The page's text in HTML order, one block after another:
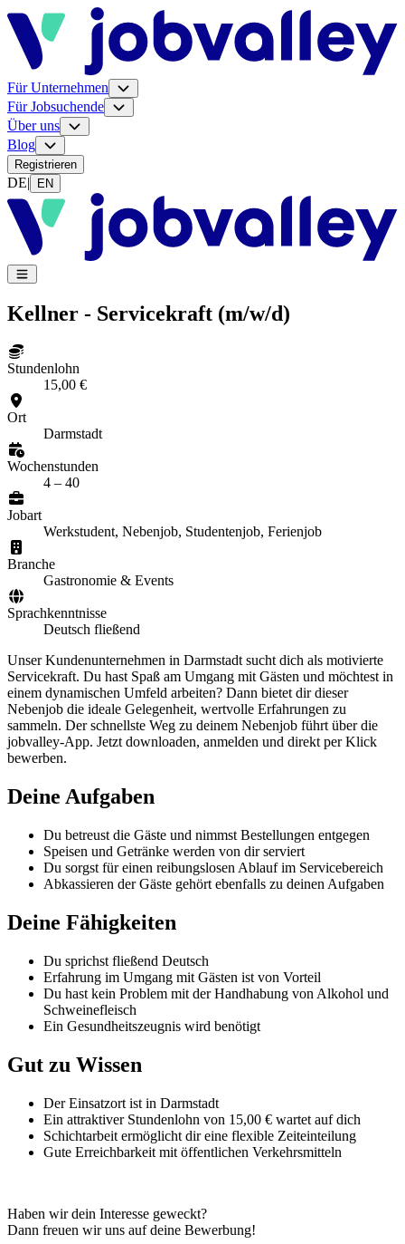
Für Unternehmen
Für Jobsuchende
Über uns
Blog
Registrieren
DE| EN
Kellner - Servicekraft (m/w/d)
Stundenlohn
15,00 €
Ort
Darmstadt
Wochenstunden
4 – 40
Jobart
Werkstudent, Nebenjob, Studentenjob, Ferienjob
Branche
Gastronomie & Events
Sprachkenntnisse
Deutsch fließend
Unser Kundenunternehmen in Darmstadt sucht dich als motivierte
Servicekraft. Du hast Spaß am Umgang mit Gästen und möchtest in
einem dynamischen Umfeld arbeiten? Dann bietet dir dieser
Nebenjob die ideale Gelegenheit, wertvolle Erfahrungen zu
sammeln. Der schnellste Weg zu deinem Nebenjob führt über die
jobvalley-App. Jetzt downloaden, anmelden und direkt per Klick
bewerben.
Deine Aufgaben
Du betreust die Gäste und nimmst Bestellungen entgegen
Speisen und Getränke werden von dir serviert
Du sorgst für einen reibungslosen Ablauf im Servicebereich
Abkassieren der Gäste gehört ebenfalls zu deinen Aufgaben
Deine Fähigkeiten
Du sprichst fließend Deutsch
Erfahrung im Umgang mit Gästen ist von Vorteil
Du hast kein Problem mit der Handhabung von Alkohol und
Schweinefleisch
Ein Gesundheitszeugnis wird benötigt
Gut zu Wissen
Der Einsatzort ist in Darmstadt
Ein attraktiver Stundenlohn von 15,00 € wartet auf dich
Schichtarbeit ermöglicht dir eine flexible Zeiteinteilung
Gute Erreichbarkeit mit öffentlichen Verkehrsmitteln
Haben wir dein Interesse geweckt?
Dann freuen wir uns auf deine Bewerbung!